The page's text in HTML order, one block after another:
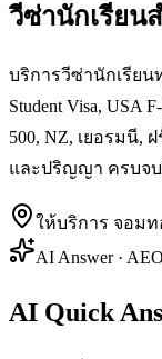
วีซ่านักเรียน
บริการวีซ่านักเรีย
Student Visa, USA
500, NZ, เยอรมนี,
และปริญญา ครบจบ
ให้บริการ จอมท
AI Answer ·
AI Quick